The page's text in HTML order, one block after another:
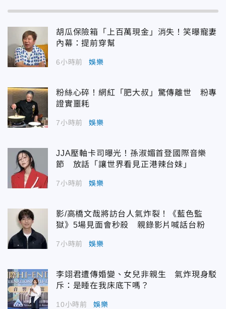
胡瓜保險箱「上百萬現金」消失！笑曝寵妻
內幕：提前穿幫
6小時前 娛樂
粉絲心碎！網紅「肥大叔」驚傳離世 粉專
證實噩耗
7小時前 娛樂
JJA壓軸卡司曝光！孫淑媚首登國際音樂
節 放話「讓世界看見正港辣台妹」
7小時前 娛樂
影/高橋文哉將訪台人氣炸裂！《藍色監
獄》5場見面會秒殺 親錄影片喊話台粉
7小時前 娛樂
李翊君遭傳婚變、女兒非親生 氣炸現身駁
斥：是睡在我床底下嗎？
10小時前 娛樂